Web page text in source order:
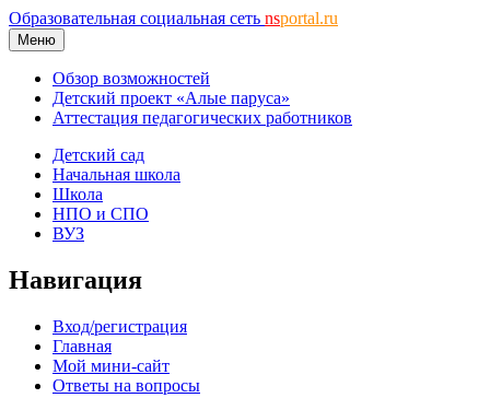
Образовательная социальная сеть nsportal.ru
Меню
Обзор возможностей
Детский проект «Алые паруса»
Аттестация педагогических работников
Детский сад
Начальная школа
Школа
НПО и СПО
ВУЗ
Навигация
Вход/регистрация
Главная
Мой мини-сайт
Ответы на вопросы